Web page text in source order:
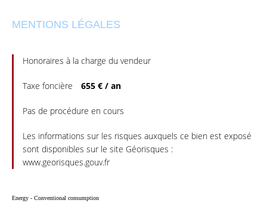
MENTIONS LÉGALES
Honoraires à la charge du vendeur
Taxe foncière 655 € / an
Pas de procédure en cours
Les informations sur les risques auxquels ce bien est exposé
sont disponibles sur le site Géorisques :
www.georisques.gouv.fr